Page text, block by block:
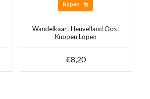
Kopen
Wandelkaart Heuvelland Oost
Knopen Lopen
€8,20